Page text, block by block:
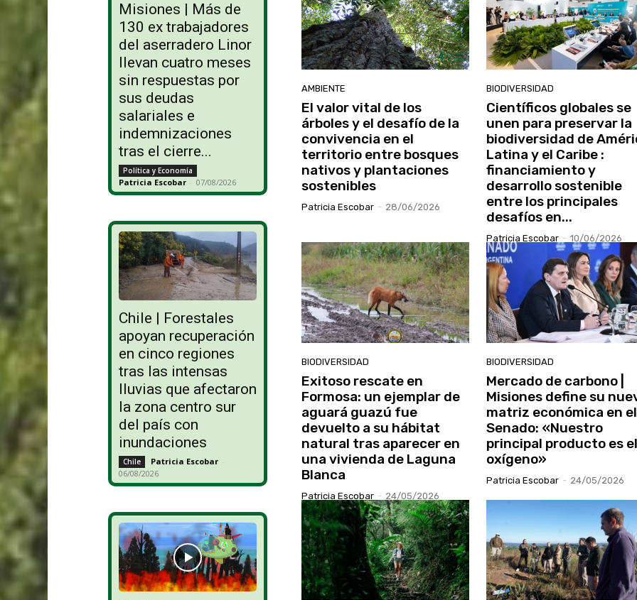
Misiones | Más de
130 ex trabajadores
del aserradero Linor
llevan cuatro meses
sin respuestas por
sus deudas
salariales e
indemnizaciones
tras el cierre...
Política y Economía
Patricia Escobar - 07/08/2026
Chile | Forestales
apoyan recuperación
en cinco regiones
tras las intensas
lluvias que afectaron
la zona centro sur
del país con
inundaciones
Chile Patricia Escobar -
06/08/2026
AMBIENTE
El valor vital de los
árboles y el desafío de la
convivencia en el
territorio entre bosques
nativos y plantaciones
sostenibles
Patricia Escobar - 28/06/2026
BIODIVERSIDAD
Científicos globales se
unen para preservar la
biodiversidad de
Latina y el Caribe :
financiamiento y
desarrollo sostenible
entre los principales
desafíos en...
Patricia Escobar - 10/06/2026
BIODIVERSIDAD
Exitoso rescate en
Formosa: un ejemplar de
aguará guazú fue
devuelto a su hábitat
natural tras aparecer en
una vivienda de Laguna
Blanca
Patricia Escobar - 24/05/2026
BIODIVERSIDAD
Mercado de carbono |
Misiones define su
matriz económica en el
Senado: «Nuestro
principal producto es el
oxígeno»
Patricia Escobar - 24/05/2026